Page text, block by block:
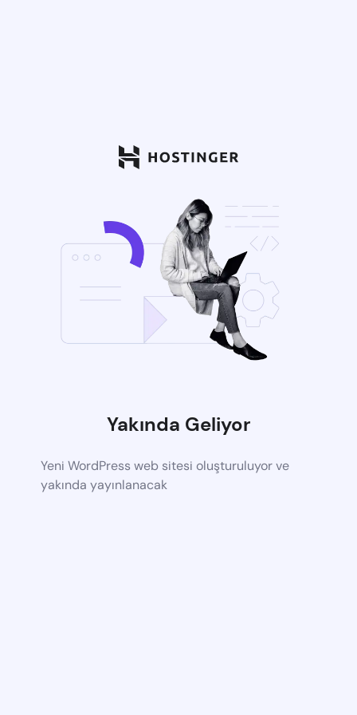
Yakında Geliyor
Yeni WordPress web sitesi oluşturuluyor ve
yakında yayınlanacak